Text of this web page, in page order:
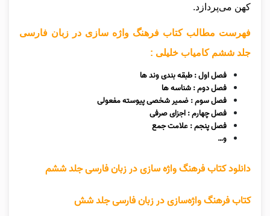
کهن می‌پردازد.
فهرست مطالب کتاب فرهنگ واژه سازی در زبان فارسی
جلد ششم کامیاب خلیلی :
فصل اول : طبقه بندی وند ها
فصل دوم : شناسه ها
فصل سوم : ضمیر شخصی پیوسته مفعولی
فصل چهارم : اجزای صرفی
فصل پنجم : علامت جمع
و…
دانلود کتاب فرهنگ واژه سازی در زبان فارسی جلد ششم
کتاب فرهنگ واژه‌سازی در زبان فارسی جلد شش